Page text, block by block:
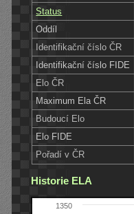
Status
Oddíl
Identifikační číslo ČR
Identifikační číslo FIDE
Elo ČR
Maximum Ela ČR
Budoucí Elo
Elo FIDE
Pořadí v ČR
Historie ELA
1350